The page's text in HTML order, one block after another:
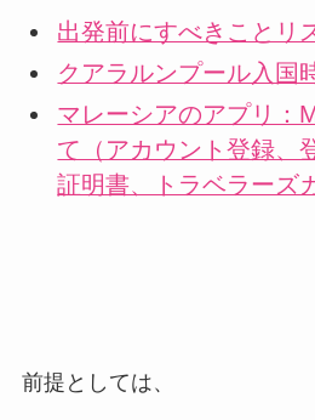
出発前にすべきことリ
クアラルンプール入国
マレーシアのアプリ：
て（アカウント登録、
証明書、トラベラーズ
前提としては、